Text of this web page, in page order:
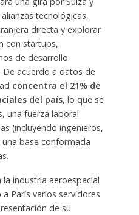
tecnológicas,
directa y explorar
con startups,
de desarrollo
acuerdo a datos de
concentra el 21% de
del país, lo que se
una fuerza laboral
(incluyendo ingenieros,
base conformada
industria aeroespacial
París varios servidores
de su